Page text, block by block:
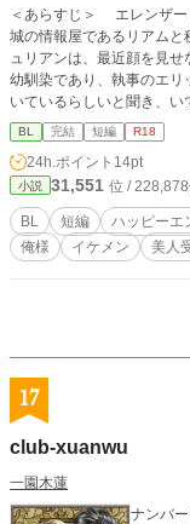
＜あらすじ＞ エレンザードの正統な王位継承者である王子、ジュリアンは、
城の情報屋であるリアム
ュリアンは、最近顔を見せないリ
幼馴染であり、執事のエ
いているらしいと聞き、
会いに行
BL 完結 短編 R18
24h.ポイント 14pt
小説 31,551 位 /
BL 短編 ハッピーエ
俺様
イケメン 美人
17
club-xuanwu
一園木蓮
ナンバ